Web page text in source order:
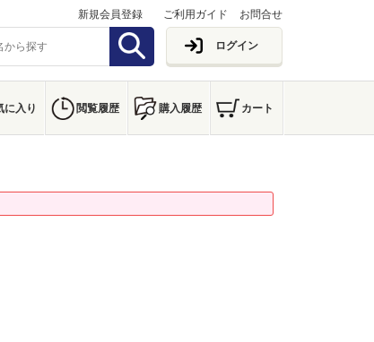
新規会員登録 ご利用ガイド お問合せ
ログイン
に入り 閲覧履歴 購入履歴 カート